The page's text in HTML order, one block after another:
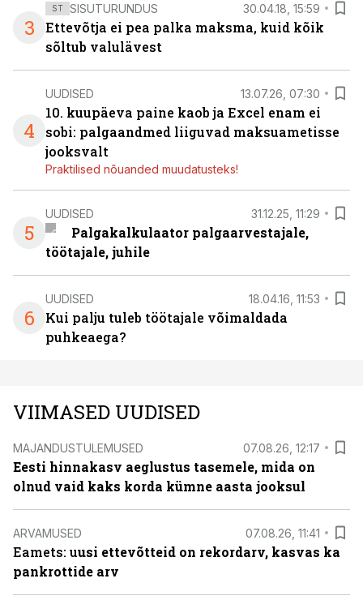
3
ST SISUTURUNDUS 30.04.18, 15:59
Ettevõtja ei pea palka maksma, kuid kõik
sõltub valulävest
4
UUDISED 13.07.26, 07:30
10. kuupäeva paine kaob ja Excel enam ei
sobi: palgaandmed liiguvad maksuametisse
jooksvalt
Praktilised nõuanded muudatusteks!
5
UUDISED 31.12.25, 11:29
Palgakalkulaator palgaarvestajale,
töötajale, juhile
6
UUDISED 18.04.16, 11:53
Kui palju tuleb töötajale võimaldada
puhkeaega?
VIIMASED UUDISED
MAJANDUSTULEMUSED 07.08.26, 12:17
Eesti hinnakasv aeglustus tasemele, mida on
olnud vaid kaks korda kümne aasta jooksul
ARVAMUSED 07.08.26, 11:41
Eamets: uusi ettevõtteid on rekordarv, kasvas ka
pankrottide arv